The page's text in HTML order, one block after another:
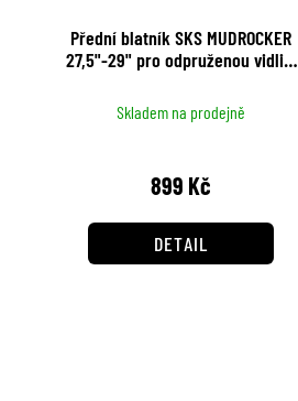
Přední blatník SKS MUDROCKER
27,5"-29" pro odpruženou vidlici
Skladem na prodejně
899 Kč
DETAIL